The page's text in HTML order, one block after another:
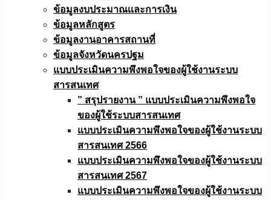
ข้อมูลงบประมาณเเละการเงิน
ข้อมูลหลักสูตร
ข้อมูลงานอาคารสถานที่
ข้อมูลจังหวัดนครปฐม
แบบประเมินความพึงพอใจของผู้ใช้งานระบบ
สารสนเทศ
” สรุปรายงาน ” แบบประเมินความพึงพอใจ
ของผู้ใช้ระบบสารสนเทศ
แบบประเมินความพึงพอใจของผู้ใช้งานระบบ
สารสนเทศ 2566
แบบประเมินความพึงพอใจของผู้ใช้งานระบบ
สารสนเทศ 2567
แบบประเมินความพึงพอใจของผู้ใช้งานระบบ